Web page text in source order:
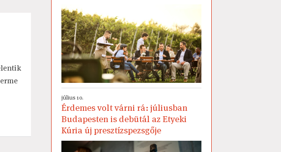
július 10.
Érdemes volt várni rá: júliusban
Budapesten is debütál az Etyeki
Kúria új presztízspezsgője